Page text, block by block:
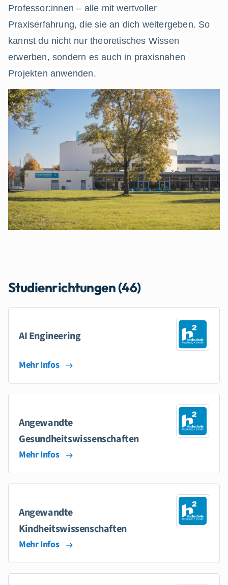
Professor:innen – alle mit wertvoller
Praxiserfahrung, die sie an dich weitergeben. So
kannst du nicht nur theoretisches Wissen
erwerben, sondern es auch in praxisnahen
Projekten anwenden.
Studienrichtungen (46)
AI Engineering
Mehr Infos
Angewandte
Gesundheitswissenschaften
Mehr Infos
Angewandte
Kindheitswissenschaften
Mehr Infos